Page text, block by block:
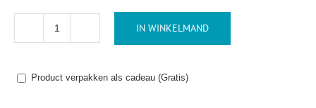
Letter
notenmelange
IN WINKELMAND
Product verpakken als cadeau (Gratis)